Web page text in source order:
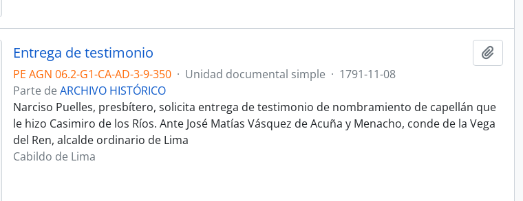
Entrega de testimonio
PE AGN 06.2-G1-CA-AD-3-9-350 · Unidad documental simple · 1791-11-08
Parte de ARCHIVO HISTÓRICO
Narciso Puelles, presbítero, solicita entrega de testimonio de nombramiento de capellán que
le hizo Casimiro de los Ríos. Ante José Matías Vásquez de Acuña y Menacho, conde de la Vega
del Ren, alcalde ordinario de Lima
Cabildo de Lima